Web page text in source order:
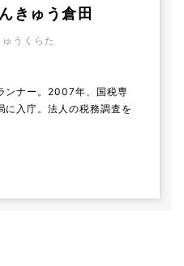
きゅう倉田
うくらた
ンナー。2007年、国税専
に入庁。法人の税務調査を